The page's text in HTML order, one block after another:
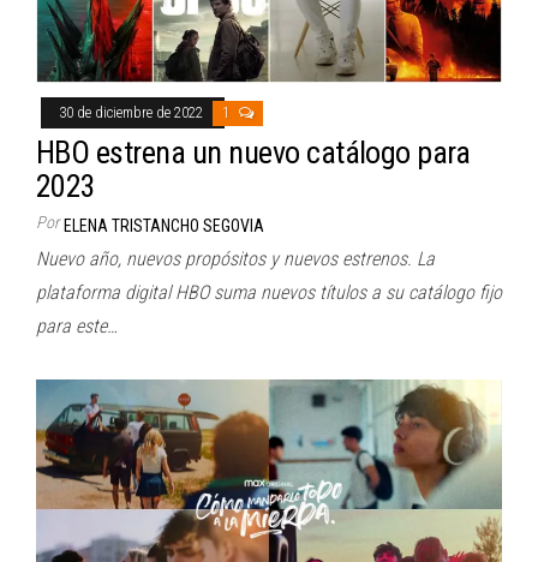
30 de diciembre de 2022 1
HBO estrena un nuevo catálogo para
2023
Por ELENA TRISTANCHO SEGOVIA
Nuevo año, nuevos propósitos y nuevos estrenos. La
plataforma digital HBO suma nuevos títulos a su catálogo fijo
para este…